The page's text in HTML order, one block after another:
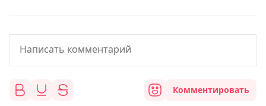
Комментировать